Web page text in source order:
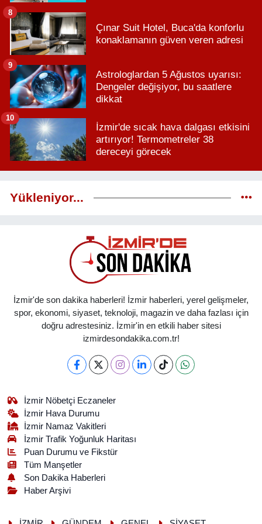
Çınar Suit Hotel, Buca'da konforlu
konaklamanın güven veren adresi
8
Astrologlardan 5 Ağustos uyarısı:
Dengeler değişiyor, bu saatlere
dikkat
9
İzmir'de sıcak hava dalgası etkisini
artırıyor! Termometreler 38
dereceyi görecek
10
Yükleniyor...
İzmir'de son dakika haberleri! İzmir haberleri, yerel gelişmeler,
spor, ekonomi, siyaset, teknoloji, magazin ve daha fazlası için
doğru adrestesiniz. İzmir'in en etkili haber sitesi
izmirdesondakika.com.tr!
İzmir Nöbetçi Eczaneler
İzmir Hava Durumu
İzmir Namaz Vakitleri
İzmir Trafik Yoğunluk Haritası
Puan Durumu ve Fikstür
Tüm Manşetler
Son Dakika Haberleri
Haber Arşivi